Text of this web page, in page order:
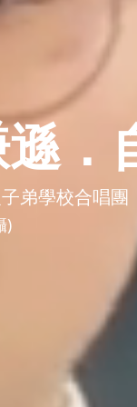
．
弟學校合唱團
)